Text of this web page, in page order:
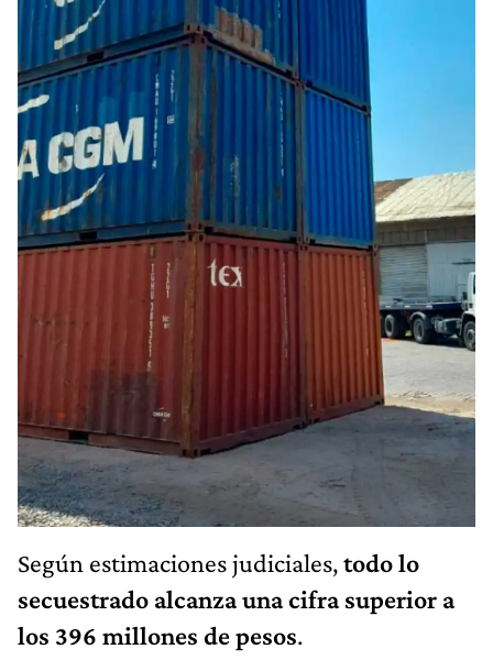
Según estimaciones judiciales,todo lo
secuestrado alcanza una cifra superior a
los 396 millones de pesos.